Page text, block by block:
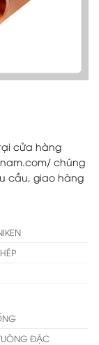
cửa hàng
chúng
cầu, giao hàng
ĐẶC